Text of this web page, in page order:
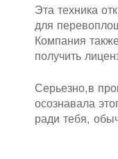
Эта техника
для
Компания
получить
Серьезно,в
осознавала
ради тебя,